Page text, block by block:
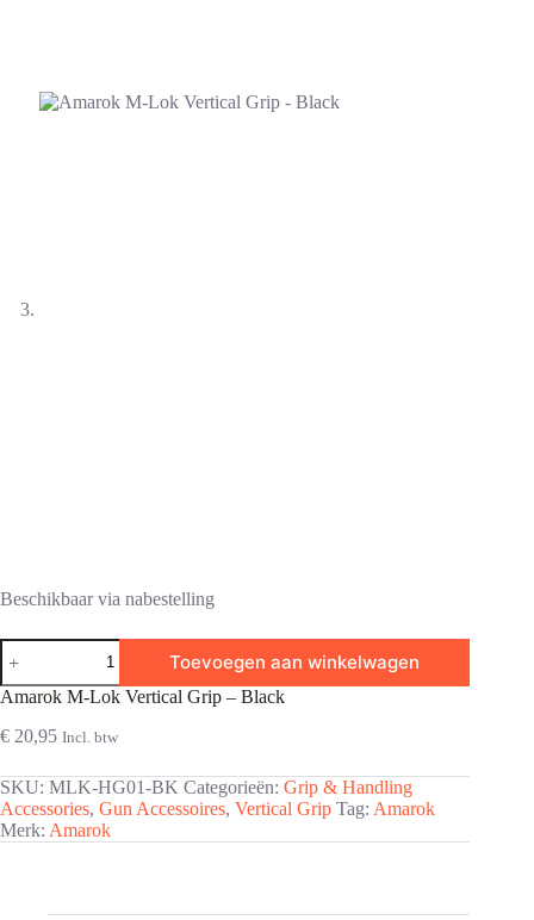
Beschikbaar via nabestelling
Amarok
M-
Lok
Vertical
Grip
-
aantal
Toevoegen aan winkelwagen
Amarok M-Lok Vertical Grip – Black
€ 20,95 Incl. btw
SKU: MLK-HG01-BK Categorieën: Grip & Handling
Accessories, Gun Accessoires, Vertical Grip Tag: Amarok
Merk: Amarok